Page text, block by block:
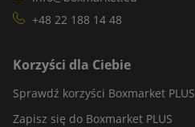
+48 22 188 14 48
Korzyści dla Ciebie
Sprawdź korzyści Boxmarket PLUS
Zapisz się do Boxmarket PLUS